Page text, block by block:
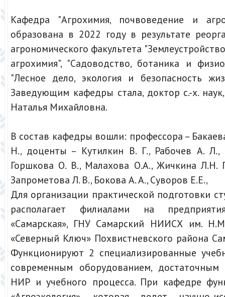
Кафедра "Агрохимия, почвоведение и
образована в 2022 году в результате
агрономического факультета
агрохимия", "Садоводство, ботаника и
"Лесное дело, экология и безопасность
Заведующим кафедры стала, доктор с.-х.
Наталья Михайловна.
В состав кафедры вошли: профессора –
Н., доценты – Кутилкин В. Г., Рабочев А. Л.,
Горшкова О. В., Малахова О.А., Жичкина Л.Н.
Запрометова Л. В., Бокова А. А., Суворов Е.Е.,
Для организации практической подготовки
располагает филиалами на
«Самарская», ГНУ Самарский НИИСХ им.
«Северный Ключ» Похвистневского района
Функционируют 2 специализированные
современным оборудованием,
НИР и учебного процесса. При кафедре